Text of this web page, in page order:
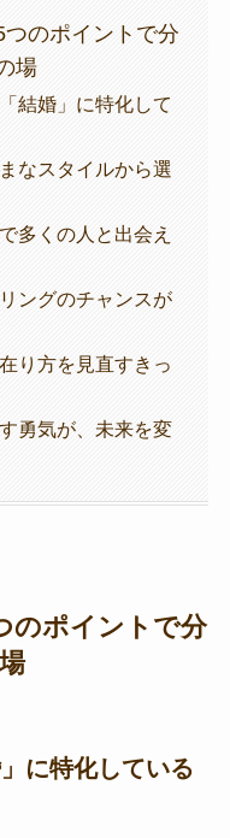
のポイントで分
場
結婚」に特化して
なスタイルから選
多くの人と出会え
ングのチャンスが
り方を見直すきっ
勇気が、未来を変
のポイントで分
に特化している